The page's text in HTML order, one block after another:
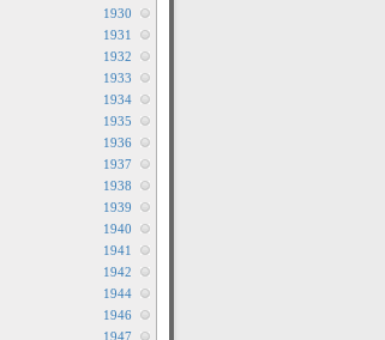
1930
1931
1932
1933
1934
1935
1936
1937
1938
1939
1940
1941
1942
1944
1946
1947